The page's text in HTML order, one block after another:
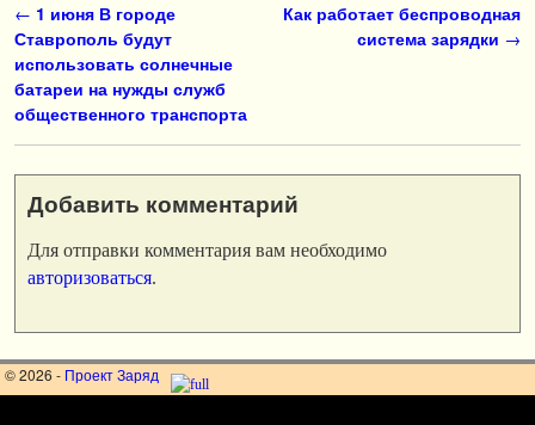
Навигация по записям
← 1 июня В городе
Ставрополь будут
использовать солнечные
батареи на нужды служб
общественного транспорта
Как работает беспроводная
система зарядки →
Добавить комментарий
Для отправки комментария вам необходимо
авторизоваться.
© 2026 - Проект Заряд